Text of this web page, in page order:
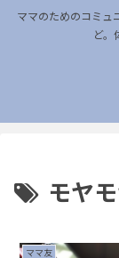
ママのためのコミュ
ど。
モヤ
ママ友